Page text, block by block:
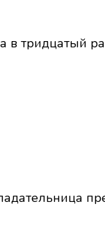
тридцатый